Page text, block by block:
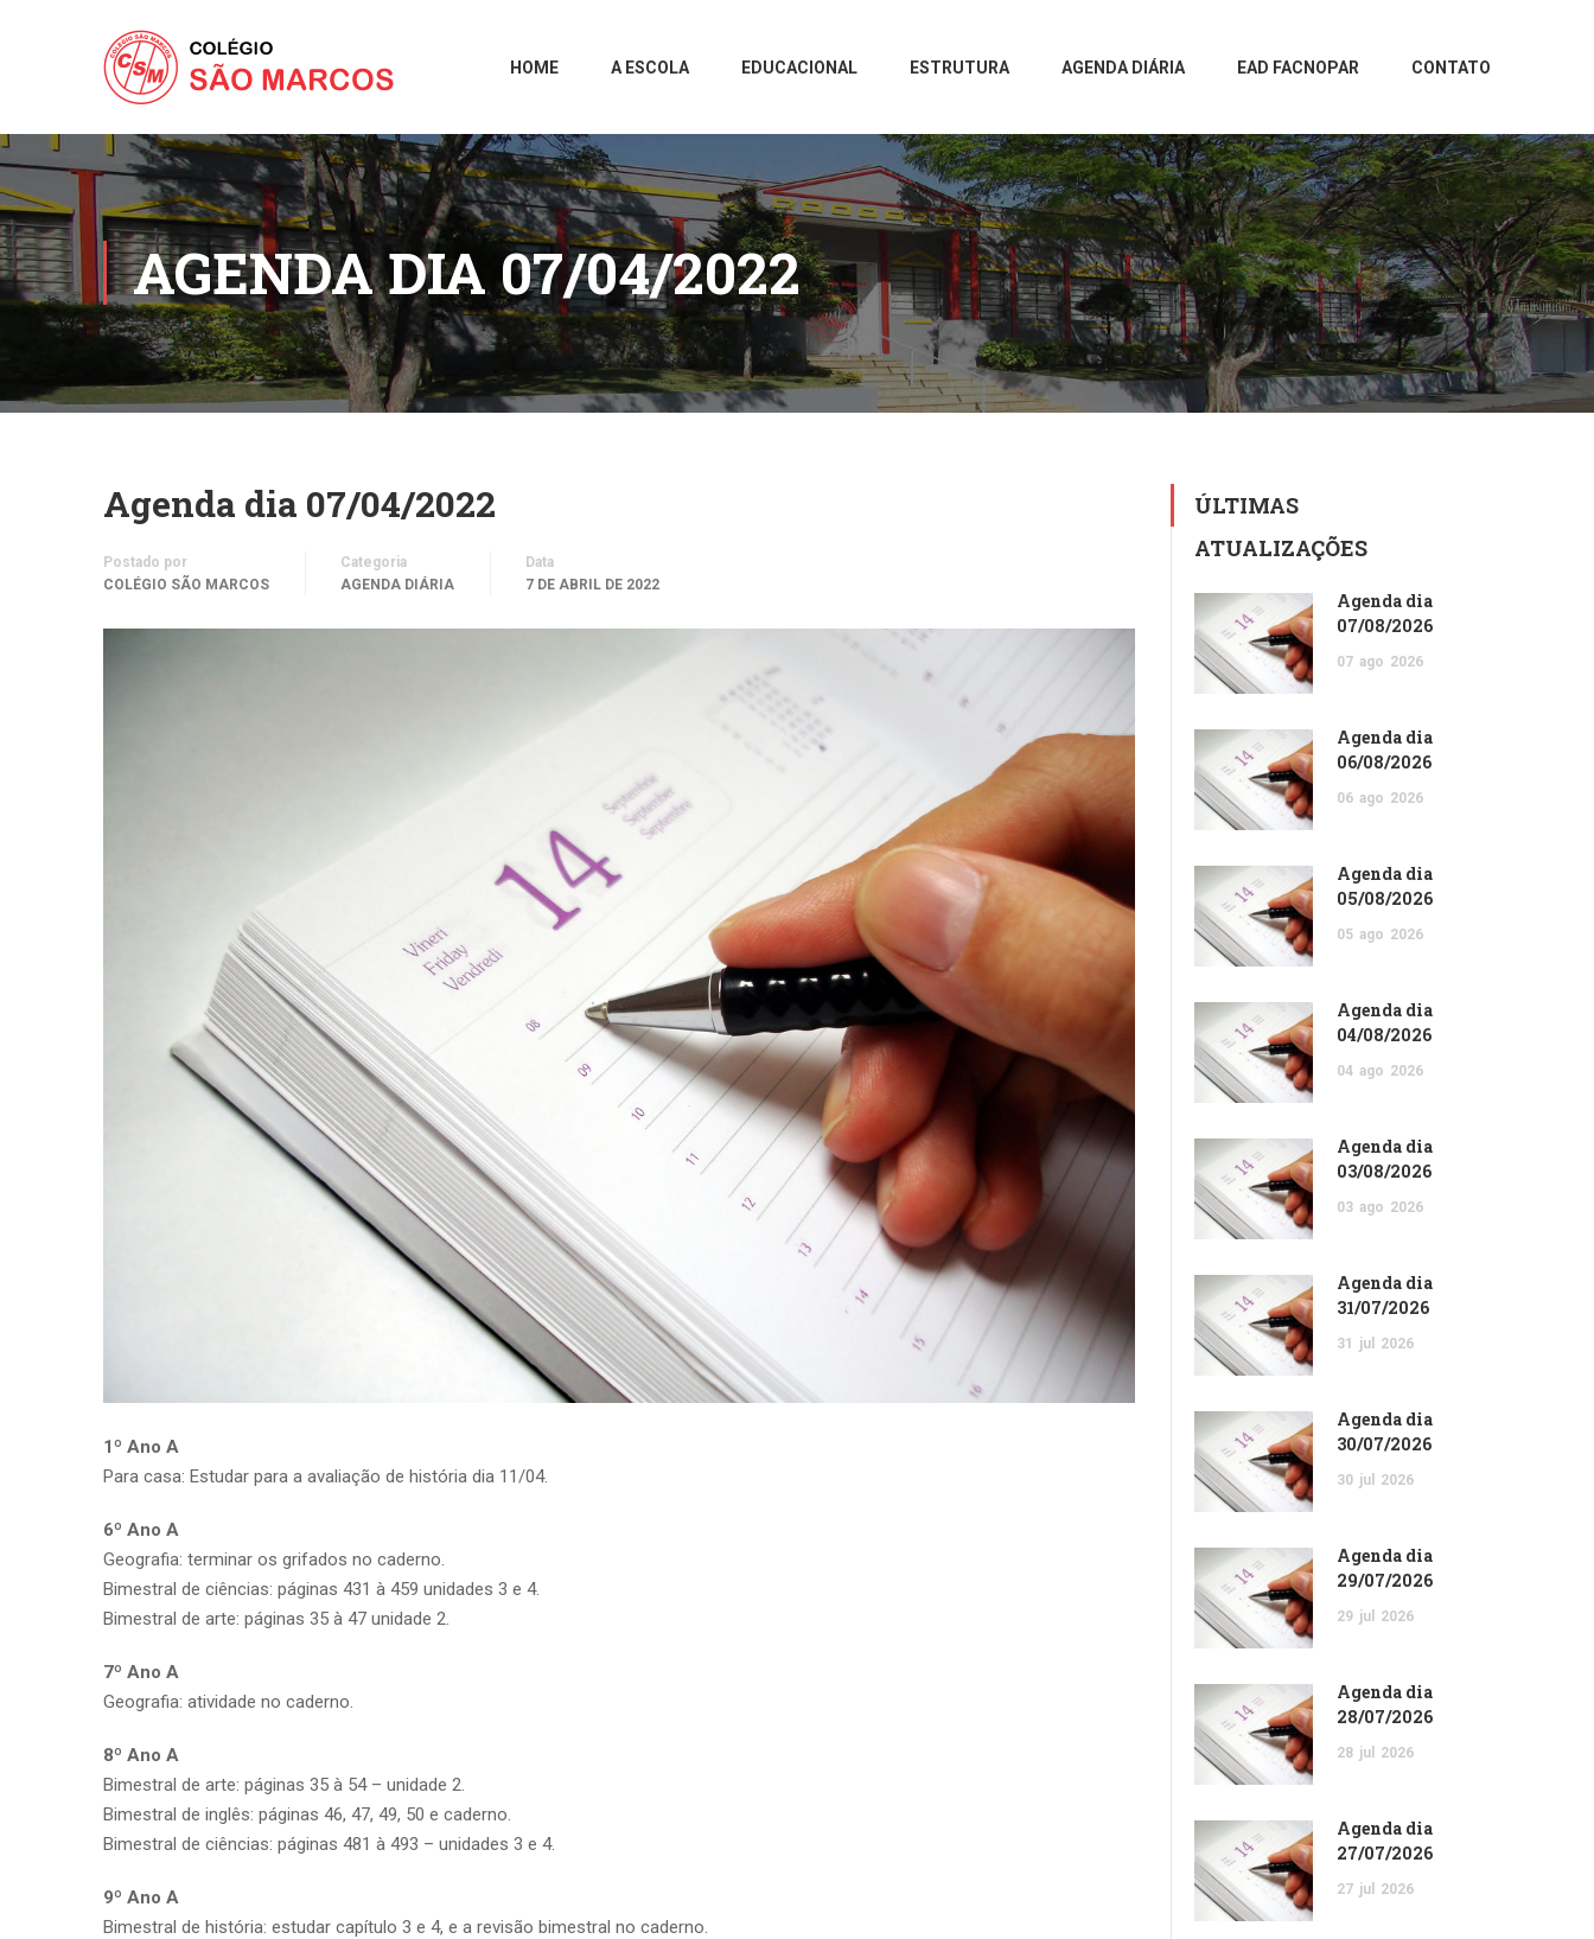
HOME A ESCOLA EDUCACIONAL ESTRUTURA AGENDA DIÁRIA EAD FACNOPAR CONTATO
AGENDA DIA 07/04/2022
Agenda dia 07/04/2022
Postado por
COLÉGIO SÃO MARCOS
Categoria
AGENDA DIÁRIA
Data
7 DE ABRIL DE 2022
1º Ano A
Para casa: Estudar para a avaliação de história dia 11/04.
6º Ano A
Geografia: terminar os grifados no caderno.
Bimestral de ciências: páginas 431 à 459 unidades 3 e 4.
Bimestral de arte: páginas 35 à 47 unidade 2.
7º Ano A
Geografia: atividade no caderno.
8º Ano A
Bimestral de arte: páginas 35 à 54 – unidade 2.
Bimestral de inglês: páginas 46, 47, 49, 50 e caderno.
Bimestral de ciências: páginas 481 à 493 – unidades 3 e 4.
9º Ano A
Bimestral de história: estudar capítulo 3 e 4, e a revisão bimestral no caderno.
ÚLTIMAS
ATUALIZAÇÕES
Agenda dia
07/08/2026
07 ago 2026
Agenda dia
06/08/2026
06 ago 2026
Agenda dia
05/08/2026
05 ago 2026
Agenda dia
04/08/2026
04 ago 2026
Agenda dia
03/08/2026
03 ago 2026
Agenda dia
31/07/2026
31 jul 2026
Agenda dia
30/07/2026
30 jul 2026
Agenda dia
29/07/2026
29 jul 2026
Agenda dia
28/07/2026
28 jul 2026
Agenda dia
27/07/2026
27 jul 2026